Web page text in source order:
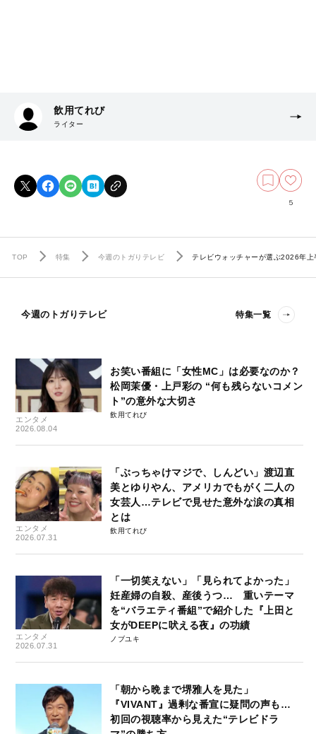
飲用てれび
ライター
5
TOP 特集 今週のトガりテレビ テレビウォッチャーが選ぶ2026年
今週のトガりテレビ 特集一覧
エンタメ
2026.08.04
お笑い番組に「女性MC」は必要なのか？
松岡茉優・上戸彩の “何も残らないコメン
ト”の意外な大切さ
飲用てれび
エンタメ
2026.07.31
「ぶっちゃけマジで、しんどい」渡辺直
美とゆりやん、アメリカでもがく二人の
女芸人…テレビで見せた意外な涙の真相
とは
飲用てれび
エンタメ
2026.07.31
「一切笑えない」「見られてよかった」
妊産婦の自殺、産後うつ… 重いテーマ
を“バラエティ番組”で紹介した『上田と
女がDEEPに吠える夜』の功績
ノブユキ
「朝から晩まで堺雅人を見た」
『VIVANT』過剰な番宣に疑問の声も…
初回の視聴率から見えた“テレビドラ